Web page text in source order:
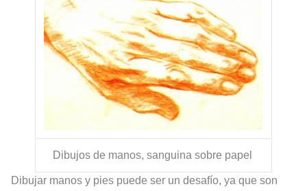
Dibujos de manos, sanguina sobre papel
Dibujar manos y pies puede ser un desafío, ya que son